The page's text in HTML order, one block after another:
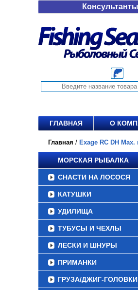
Консультанты
ГЛАВНАЯ О
Главная / Exage RC DH
МОРСКАЯ РЫБАЛКА
СНАСТИ НА ЛОСОСЯ
КАТУШКИ
УДИЛИЩА
ТУБУСЫ И ЧЕХЛЫ
ЛЕСКИ И ШНУРЫ
ПРИМАНКИ
ГРУЗА/ДЖИГ-ГОЛОВКИ